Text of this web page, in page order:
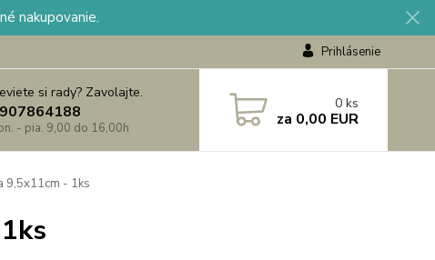
nakupovanie.
Prihlásenie
si rady? Zavolajte.
- pia. 9,00 do 16,00h
0 ks
za 0,00 EUR
9,5x11cm - 1ks